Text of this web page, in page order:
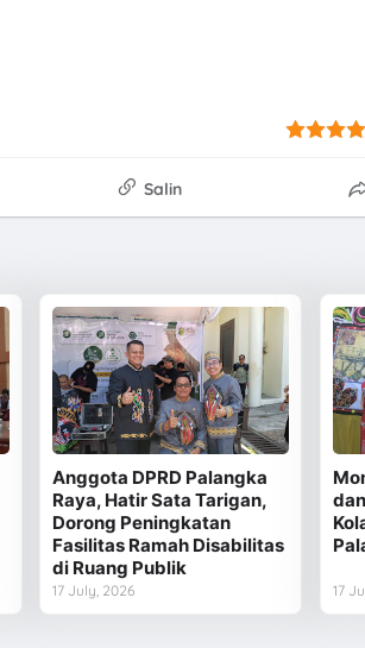
Salin
Anggota DPRD Palangka
Raya, Hatir Sata Tarigan,
Dorong Peningkatan
Fasilitas Ramah Disabilitas
di Ruang Publik
17 July, 2026 17